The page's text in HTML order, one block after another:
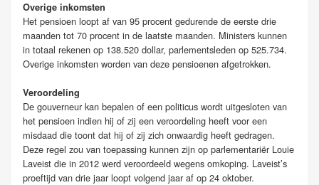
Overige inkomsten
Het pensioen loopt af van 95 procent gedurende de eerste drie
maanden tot 70 procent in de laatste maanden. Ministers kunnen
in totaal rekenen op 138.520 dollar, parlementsleden op 525.734.
Overige inkomsten worden van deze pensioenen afgetrokken.
Veroordeling
De gouverneur kan bepalen of een politicus wordt uitgesloten van
het pensioen indien hij of zij een veroordeling heeft voor een
misdaad die toont dat hij of zij zich onwaardig heeft gedragen.
Deze regel zou van toepassing kunnen zijn op parlementariër Louie
Laveist die in 2012 werd veroordeeld wegens omkoping. Laveist’s
proeftijd van drie jaar loopt volgend jaar af op 24 oktober.